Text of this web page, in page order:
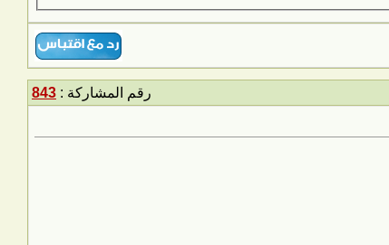
رقم المشاركة : 843